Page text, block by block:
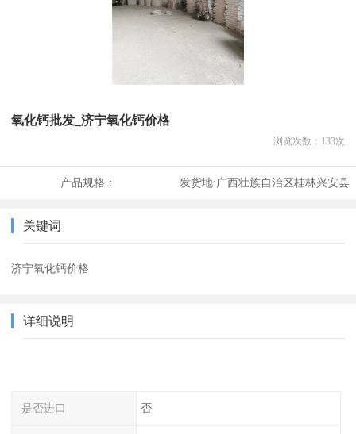
氧化钙批发_济宁氧化钙价格
浏览次数： 133次
产品规格： 发货地:广西壮族自治区桂林兴安县
关键词
济宁氧化钙价格
详细说明
是否进口 否